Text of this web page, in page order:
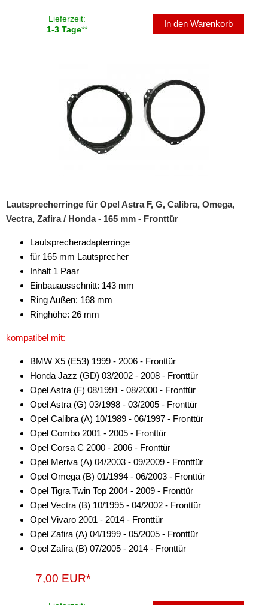
Movano
für Peugeot
für Renault
für Saab
für Seat
für Ssangyoung
für Subaru
für Suzuki
für Tesla
für Toyota
für Volkswagen
für Volvo
universal
Lieferzeit:
1-3 Tage**
In den Warenkorb
Lautsprecherringe für Opel Astra F, G, Calibra, Omega,
Vectra, Zafira / Honda - 165 mm - Fronttür
Lautsprecheradapterringe
für 165 mm Lautsprecher
Inhalt 1 Paar
Einbauausschnitt: 143 mm
Ring Außen: 168 mm
Ringhöhe: 26 mm
kompatibel mit:
BMW X5 (E53) 1999 - 2006 - Fronttür
Honda Jazz (GD) 03/2002 - 2008 - Fronttür
Opel Astra (F) 08/1991 - 08/2000 - Fronttür
Opel Astra (G) 03/1998 - 03/2005 - Fronttür
Opel Calibra (A) 10/1989 - 06/1997 - Fronttür
Opel Combo 2001 - 2005 - Fronttür
Opel Corsa C 2000 - 2006 - Fronttür
Opel Meriva (A) 04/2003 - 09/2009 - Fronttür
Opel Omega (B) 01/1994 - 06/2003 - Fronttür
Opel Tigra Twin Top 2004 - 2009 - Fronttür
Opel Vectra (B) 10/1995 - 04/2002 - Fronttür
Opel Vivaro 2001 - 2014 - Fronttür
Opel Zafira (A) 04/1999 - 05/2005 - Fronttür
Opel Zafira (B) 07/2005 - 2014 - Fronttür
7,00 EUR*